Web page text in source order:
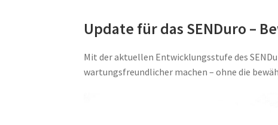
Update für das SENDuro –
Mit der aktuellen Entwicklungsstufe des
wartungsfreundlicher machen – ohne die